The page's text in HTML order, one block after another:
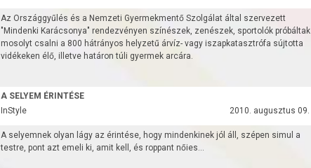
Az Országgyűlés és a Nemzeti Gyermekmentő Szolgálat által szervezett
"Mindenki Karácsonya" rendezvényen színészek, zenészek, sportolók próbáltak
mosolyt csalni a 800 hátrányos helyzetű árvíz- vagy iszapkatasztrófa sújtotta
vidékeken élő, illetve határon túli gyermek arcára.
A SELYEM ÉRINTÉSE
InStyle
2010. augusztus 09.
A selyemnek olyan lágy az érintése, hogy mindenkinek jól áll, szépen simul a
testre, pont azt emeli ki, amit kell, és roppant nőies...